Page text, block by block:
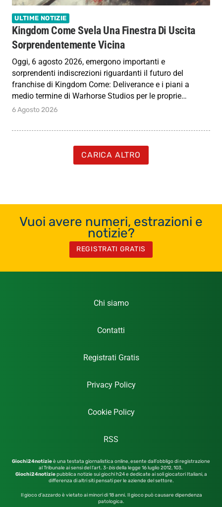
ULTIME NOTIZIE
Kingdom Come Svela Una Finestra Di Uscita
Sorprendentemente Vicina
Oggi, 6 agosto 2026, emergono importanti e
sorprendenti indiscrezioni riguardanti il futuro del
franchise di Kingdom Come: Deliverance e i piani a
medio termine di Warhorse Studios per le proprie…
6 Agosto 2026
CARICA ALTRO
Vuoi avere numeri, estrazioni e
notizie?
REGISTRATI GRATIS
Chi siamo
Contatti
Registrati Gratis
Privacy Policy
Cookie Policy
RSS
Giochi24notizieè una testata giornalistica online, esente dall’obbligo di registrazione
al Tribunale ai sensi del l’art. 3-bisdella legge 16 luglio 2012,103.
Giochi24notiziepubblica notizie sui giochi h24 e dedicate ai soli giocatori Italiani, a
differenza di altri siti pensati per le aziende del settore.
Il gioco d’azzardo è vietato ai minori di 18 anni. Il gioco può causare dipendenza
patologica.